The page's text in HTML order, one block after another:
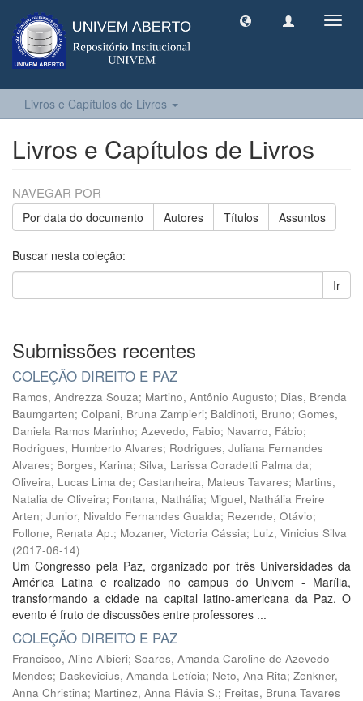
Livros e Capítulos de Livros
Livros e Capítulos de Livros
NAVEGAR POR
Por data do documento Autores Títulos Assuntos
Buscar nesta coleção:
Ir
Submissões recentes
COLEÇÃO DIREITO E PAZ
Ramos, Andrezza Souza; Martino, Antônio Augusto; Dias, Brenda
Baumgarten; Colpani, Bruna Zampieri; Baldinoti, Bruno; Gomes,
Daniela Ramos Marinho; Azevedo, Fabio; Navarro, Fábio;
Rodrigues, Humberto Alvares; Rodrigues, Juliana Fernandes
Alvares; Borges, Karina; Silva, Larissa Coradetti Palma da;
Oliveira, Lucas Lima de; Castanheira, Mateus Tavares; Martins,
Natalia de Oliveira; Fontana, Nathália; Miguel, Nathália Freire
Arten; Junior, Nivaldo Fernandes Gualda; Rezende, Otávio;
Follone, Renata Ap.; Mozaner, Victoria Cássia; Luiz, Vinicius Silva
(2017-06-14)
Um Congresso pela Paz, organizado por três Universidades da
América Latina e realizado no campus do Univem - Marília,
transformando a cidade na capital latino-americana da Paz. O
evento é fruto de discussões entre professores ...
COLEÇÃO DIREITO E PAZ
Francisco, Aline Albieri; Soares, Amanda Caroline de Azevedo
Mendes; Daskevicius, Amanda Letícia; Neto, Ana Rita; Zenkner,
Anna Christina; Martinez, Anna Flávia S.; Freitas, Bruna Tavares